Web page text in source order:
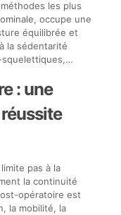
les plus
occupe une
équilibrée et
la sédentarité
squelettiques,…
: une
pas à la
la continuité
opératoire est
la mobilité, la